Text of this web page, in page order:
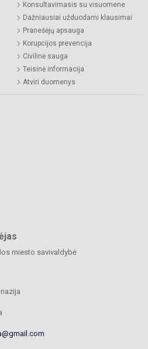
Konsultavimasis su visuomene
Dažniausiai užduodami klausimai
Pranešėjų apsauga
Korupcijos prevencija
Civilinė sauga
Teisinė informacija
Atviri duomenys
miesto savivaldybė